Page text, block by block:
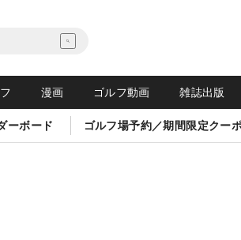
漫画 ゴルフ動画 雑誌出版
ーボード ゴルフ場予約／期間限定クー